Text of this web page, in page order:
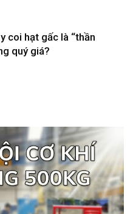
coi hạt gấc là “thần
quý giá?